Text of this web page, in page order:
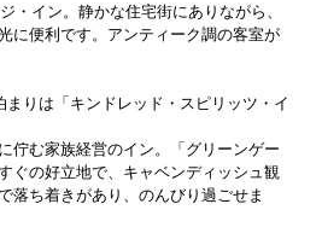
・イン。静かな住宅街にありながら、
に便利です。アンティーク調の客室が
りは「キンドレッド・スピリッツ・イ
佇む家族経営のイン。「グリーンゲー
ぐの好立地で、キャベンディッシュ観
落ち着きがあり、のんびり過ごせま